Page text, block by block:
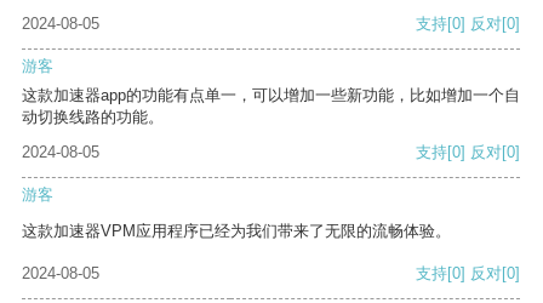
2024-08-05 支持[0] 反对[0]
游客
这款加速器app的功能有点单一，可以增加一些新功能，比如增加一个自
动切换线路的功能。
2024-08-05
支持[0] 反对[0]
游客
这款加速器VPM应用程序已经为我们带来了无限的流畅体验。
2024-08-05 支持[0] 反对[0]